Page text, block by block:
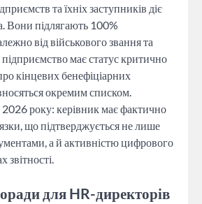
та їхніх заступників діє
Вони підлягають 100%
від військового звання та
має статус критично
кінцевих бенефіціарних
окремим списком.
року: керівник має фактично
що підтверджується не лише
а й активністю цифрового
звітності.
для HR-директорів